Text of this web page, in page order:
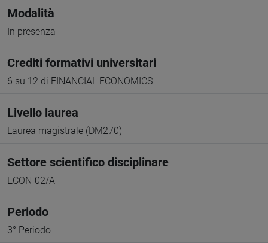
Modalità
In presenza
Crediti formativi universitari
6 su 12 di FINANCIAL ECONOMICS
Livello laurea
Laurea magistrale (DM270)
Settore scientifico disciplinare
ECON-02/A
Periodo
3° Periodo